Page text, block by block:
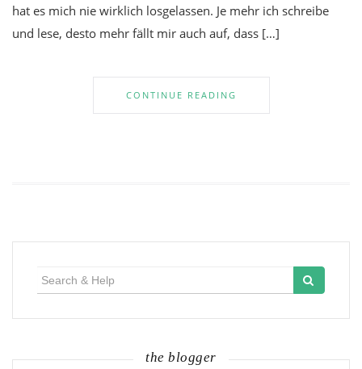
hat es mich nie wirklich losgelassen. Je mehr ich schreibe
und lese, desto mehr fällt mir auch auf, dass […]
CONTINUE READING
the blogger